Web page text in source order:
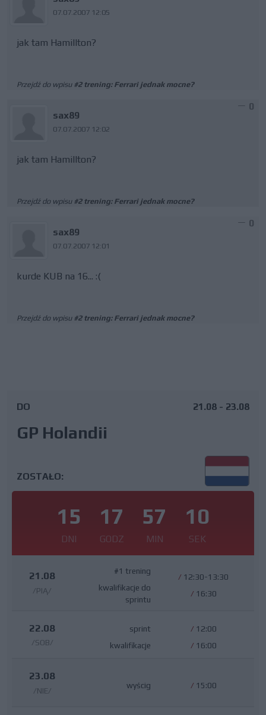
07.07.2007 12:05
jak tam Hamillton?
Przejdź do wpisu #2 trening: Ferrari jednak mocne?
sax89
07.07.2007 12:02
0
jak tam Hamillton?
Przejdź do wpisu #2 trening: Ferrari jednak mocne?
sax89
07.07.2007 12:01
0
kurde KUB na 16... :(
Przejdź do wpisu #2 trening: Ferrari jednak mocne?
DO
GP Holandii
21.08 - 23.08
ZOSTAŁO:
15
DNI
17
GODZ
57
MIN
9
SEK
21.08
/PIĄ/
#1 trening
kwalifikacje do
sprintu
/ 12:30-13:30
/ 16:30
22.08
/SOB/
sprint
kwalifikacje
/ 12:00
/ 16:00
23.08
/NIE/
wyścig / 15:00